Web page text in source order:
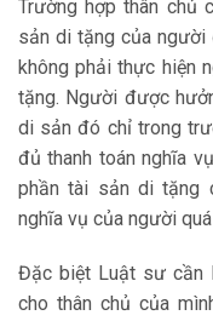
Trường hợp thân chủ
sản di tặng của người
không phải thực hiện
tặng. Người được
di sản đó chỉ trong
đủ thanh toán nghĩa
phần tài sản di tặng
nghĩa vụ của người
Đặc biệt Luật sư cần
cho thân chủ của